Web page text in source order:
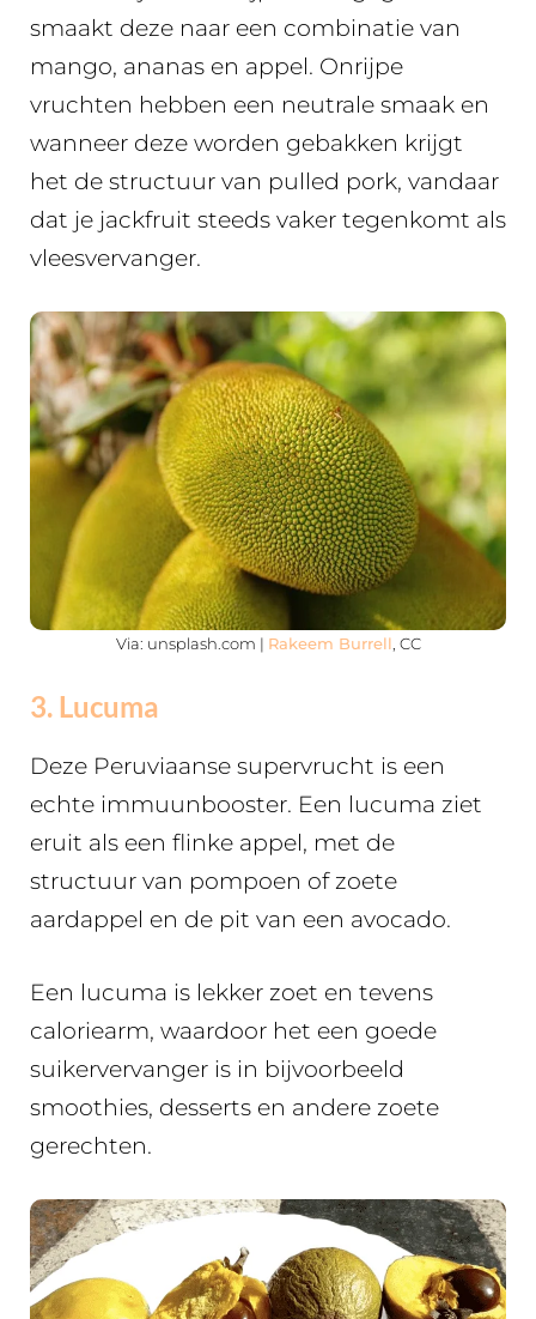
smaakt deze naar een combinatie van
mango, ananas en appel. Onrijpe
vruchten hebben een neutrale smaak en
wanneer deze worden gebakken krijgt
het de structuur van pulled pork, vandaar
dat je jackfruit steeds vaker tegenkomt als
vleesvervanger.
Via: unsplash.com | Rakeem Burrell , CC
3. Lucuma
Deze Peruviaanse supervrucht is een
echte immuunbooster. Een lucuma ziet
eruit als een flinke appel, met de
structuur van pompoen of zoete
aardappel en de pit van een avocado.
Een lucuma is lekker zoet en tevens
caloriearm, waardoor het een goede
suikervervanger is in bijvoorbeeld
smoothies, desserts en andere zoete
gerechten.